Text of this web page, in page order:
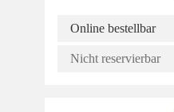
Online bestellbar
Nicht reservierbar